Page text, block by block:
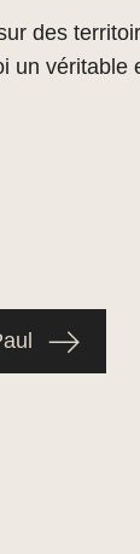
des
un véritable